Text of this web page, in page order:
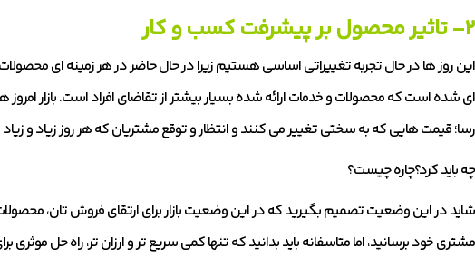
۲- تاثیر محصول بر پیشرفت کسب و کار
این روز ها در حال تجربه تغییراتی اساسی هستیم زیرا در حال حاضر در هر زمینه ای محصولات
ای شده است که محصولات و خدمات ارائه شده بسیار بیشتر از تقاضای افراد است. بازار
رسا؛ قیمت هایی که به سختی تغییر می کنند و انتظار و توقع مشتریان که هر روز زیاد و
چه باید کرد؟چاره چیست؟
شاید در این وضعیت تصمیم بگیرید که در این وضعیت بازار برای ارتقای فروش تان،
مشتری خود برسانید، اما متاسفانه باید بدانید که تنها کمی سریع تر و ارزان تر، راه حل